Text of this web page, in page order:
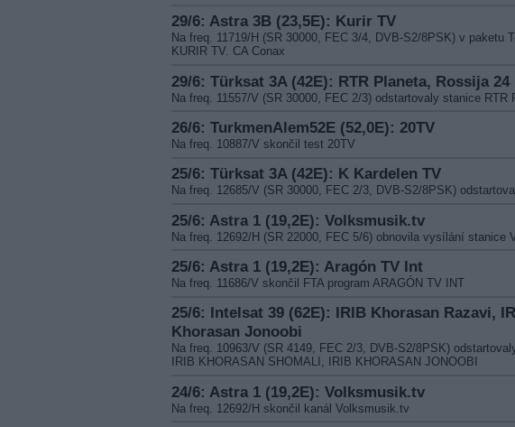
29/6: Astra 3B (23,5E): Kurir TV
Na freq. 11719/H (SR 30000, FEC 3/4, DVB-S2/8PSK) v paketu
KURIR TV. CA Conax
29/6: Türksat 3A (42E): RTR Planeta, Rossija 24
Na freq. 11557/V (SR 30000, FEC 2/3) odstartovaly stanice RTR
26/6: TurkmenAlem52E (52,0E): 20TV
Na freq. 10887/V skončil test 20TV
25/6: Türksat 3A (42E): K Kardelen TV
Na freq. 12685/V (SR 30000, FEC 2/3, DVB-S2/8PSK)
25/6: Astra 1 (19,2E): Volksmusik.tv
Na freq. 12692/H (SR 22000, FEC 5/6) obnovila vysílání stanice
25/6: Astra 1 (19,2E): Aragón TV Int
Na freq. 11686/V skončil FTA program ARAGÓN TV INT
25/6: Intelsat 39 (62E): IRIB Khorasan Razavi,
Khorasan Jonoobi
Na freq. 10963/V (SR 4149, FEC 2/3, DVB-S2/8PSK)
IRIB KHORASAN SHOMALI, IRIB KHORASAN JONOOBI
24/6: Astra 1 (19,2E): Volksmusik.tv
Na freq. 12692/H skončil kanál Volksmusik.tv